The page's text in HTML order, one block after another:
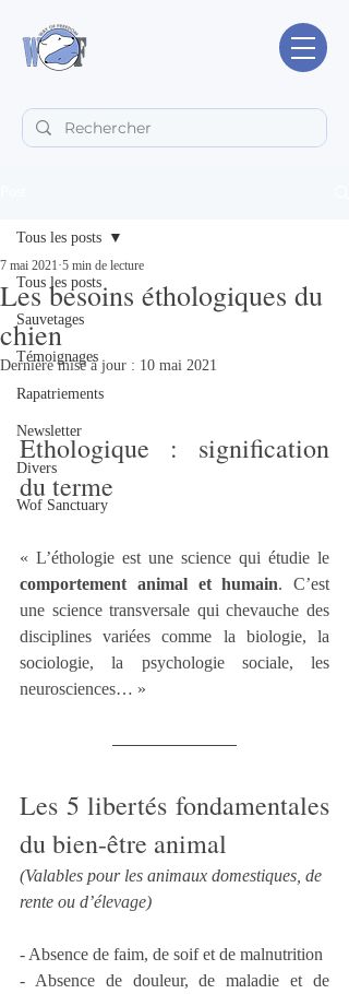
Tous les posts
Sauvetages
Témoignages
Rapatriements
Newsletter
Divers
Wof Sanctuary
Tous les posts
Les besoins éthologiques du
chien
7 mai 2021 5 min de lecture
Dernière mise à jour : 10 mai 2021
Ethologique : signification
du terme
comportement animal et humain. C’est
une science transversale qui chevauche des
disciplines variées comme la biologie, la
sociologie, la psychologie sociale, les
neurosciences… »
Les 5 libertés fondamentales
du bien-être animal
(Valables pour les animaux domestiques, de
rente ou d’élevage)
- Absence de faim, de soif et de malnutrition
- Absence de douleur, de maladie et de